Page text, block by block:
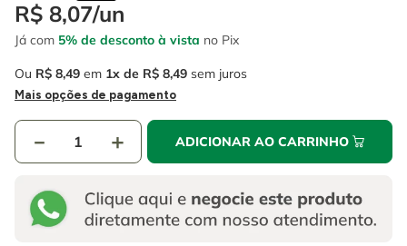
R$ 8,07/un
Já com 5% de desconto à vista no Pix
Ou R$ 8,49 em 1 R$ 8,49 sem juros
Mais opções de pagamento
＋
－ ADICIONAR AO CARRINHO
6 º fio
7º serra copo
8º disco corte
chave impacto
º esmerilhadeira
º serra circular
º fio
disco corte
chave impacto